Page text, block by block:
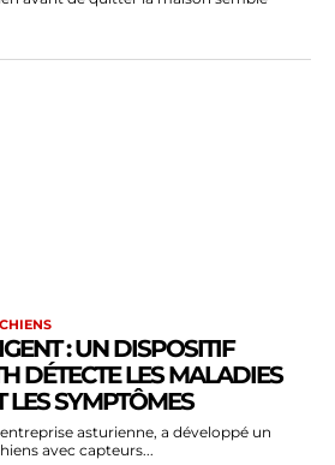
: UN DISPOSITIF
DÉTECTE LES MALADIES
LES SYMPTÔMES
avec capteurs...